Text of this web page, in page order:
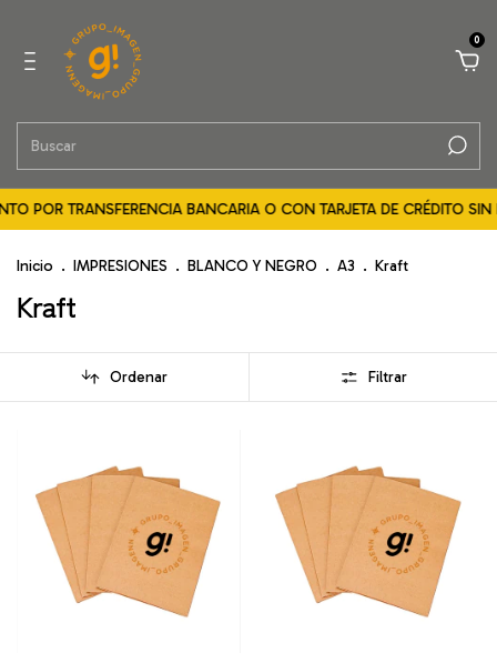
0
POR TRANSFERENCIA BANCARIA O CON TARJETA DE CRÉDITO
Inicio . IMPRESIONES . BLANCO Y NEGRO . A3 . Kraft
Kraft
Ordenar Filtrar